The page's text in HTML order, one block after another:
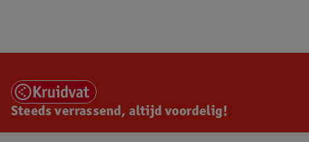
Steeds verrassend, altijd voordelig!